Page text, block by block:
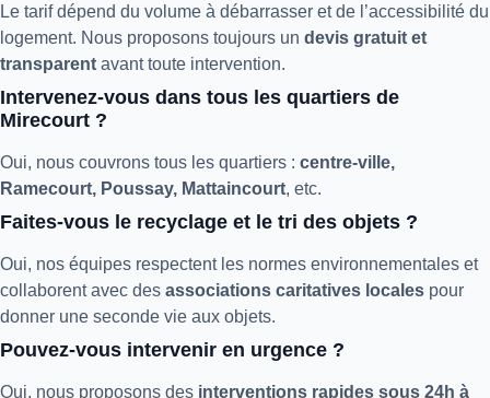
Le tarif dépend du volume à débarrasser et de l’accessibilité du
logement. Nous proposons toujours un devis gratuit et
transparent avant toute intervention.
Intervenez-vous dans tous les quartiers de
Mirecourt ?
Oui, nous couvrons tous les quartiers : centre-ville,
Ramecourt, Poussay, Mattaincourt, etc.
Faites-vous le recyclage et le tri des objets ?
Oui, nos équipes respectent les normes environnementales et
collaborent avec des associations caritatives locales pour
donner une seconde vie aux objets.
Pouvez-vous intervenir en urgence ?
Oui, nous proposons des interventions rapides sous 24h à